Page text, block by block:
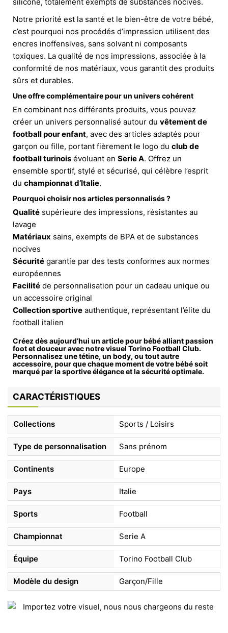
Notre priorité est la santé et le bien-être de votre bébé,
c’est pourquoi nos procédés d’impression utilisent des
encres inoffensives, sans solvant ni composants
toxiques. La qualité de nos impressions, associée à la
conformité de nos matériaux, vous garantit des produits
sûrs et durables.
Une offre complémentaire pour un univers cohérent
En combinant nos différents produits, vous pouvez
créer un univers personnalisé autour du vêtement de
football pour enfant, avec des articles adaptés pour
garçon ou fille, portant fièrement le logo du club de
football turinois évoluant en Serie A. Offrez un
ensemble sportif, stylé et sécurisé, qui célèbre l’esprit
du championnat d’Italie.
Pourquoi choisir nos articles personnalisés ?
Qualité supérieure des impressions, résistantes au
lavage
Matériaux sains, exempts de BPA et de substances
nocives
Sécurité garantie par des tests conformes aux normes
européennes
Facilité de personnalisation pour un cadeau unique ou
un accessoire original
Collection sportive authentique, représentant l’élite du
football italien
Créez dès aujourd’hui un article pour bébé alliant passion
foot et douceur avec notre visuel Torino Football Club.
Personnalisez une tétine, un body, ou tout autre
accessoire, pour que chaque moment de votre bébé soit
marqué par la sportive élégance et la sécurité optimale.
CARACTÉRISTIQUES
Collections Sports / Loisirs
Type de personnalisation Sans prénom
Continents Europe
Pays Italie
Sports Football
Championnat Serie A
Équipe Torino Football Club
Modèle du design Garçon/Fille